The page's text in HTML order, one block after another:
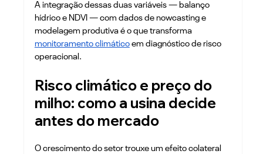
A integração dessas duas variáveis — balanço
hídrico e NDVI — com dados de nowcasting e
modelagem produtiva é o que transforma
monitoramento climático em diagnóstico de risco
operacional.
Risco climático e preço do
milho: como a usina decide
antes do mercado
O crescimento do setor trouxe um efeito colateral